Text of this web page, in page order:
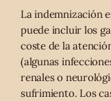
La indemnización
puede incluir los
coste de la
(algunas
renales o
sufrimiento. Los